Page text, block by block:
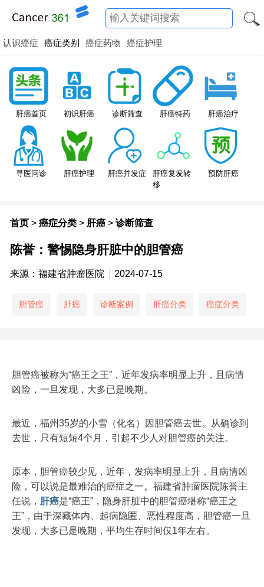
认识癌症 癌症类别 癌症药物 癌症护理
肝癌首页 初识肝癌 诊断筛查 肝癌特药 肝癌治疗
寻医问诊 肝癌护理 肝癌并发症
肝癌复发转
移
预防肝癌
首页 > 癌症分类 > 肝癌 > 诊断筛查
陈誉：警惕隐身肝脏中的胆管癌
来源：福建省肿瘤医院 2024-07-15
胆管癌 肝癌 诊断案例 肝癌分类 癌症分类
胆管癌被称为“癌王之王”，近年发病率明显上升，且病情
凶险，一旦发现，大多已是晚期。
最近，福州35岁的小雪（化名）因胆管癌去世。从确诊到
去世，只有短短4个月，引起不少人对胆管癌的关注。
原本，胆管癌较少见，近年，发病率明显上升，且病情凶
险，可以说是最难治的癌症之一。福建省肿瘤医院陈誉主
任说， 肝癌是“癌王”，隐身肝脏中的胆管癌堪称“癌王之
王”，由于深藏体内、起病隐匿、恶性程度高，胆管癌一旦
发现，大多已是晚期，平均生存时间仅1年左右。